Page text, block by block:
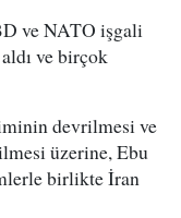
ve NATO işgali
ve birçok
devrilmesi ve
üzerine, Ebu
birlikte İran